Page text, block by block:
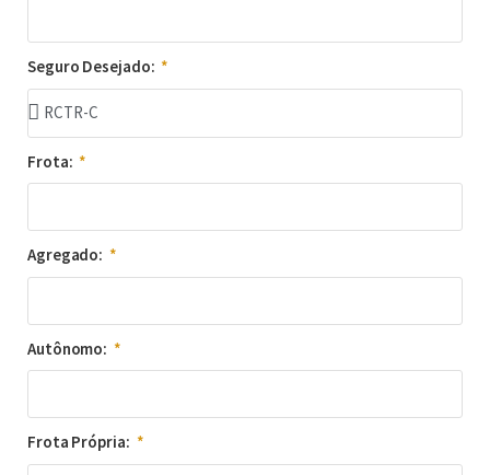
Seguro Desejado:
Frota:
Agregado:
Autônomo:
Frota Própria: